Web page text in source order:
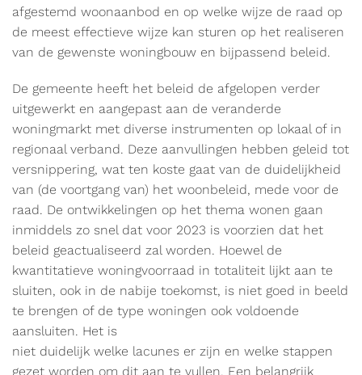
afgestemd woonaanbod en op welke wijze de raad op
de meest effectieve wijze kan sturen op het realiseren
van de gewenste woningbouw en bijpassend beleid.
De gemeente heeft het beleid de afgelopen verder
uitgewerkt en aangepast aan de veranderde
woningmarkt met diverse instrumenten op lokaal of in
regionaal verband. Deze aanvullingen hebben geleid tot
versnippering, wat ten koste gaat van de duidelijkheid
van (de voortgang van) het woonbeleid, mede voor de
raad. De ontwikkelingen op het thema wonen gaan
inmiddels zo snel dat voor 2023 is voorzien dat het
beleid geactualiseerd zal worden. Hoewel de
kwantitatieve woningvoorraad in totaliteit lijkt aan te
sluiten, ook in de nabije toekomst, is niet goed in beeld
te brengen of de type woningen ook voldoende
aansluiten. Het is
niet duidelijk welke lacunes er zijn en welke stappen
gezet worden om dit aan te vullen. Een belangrijk